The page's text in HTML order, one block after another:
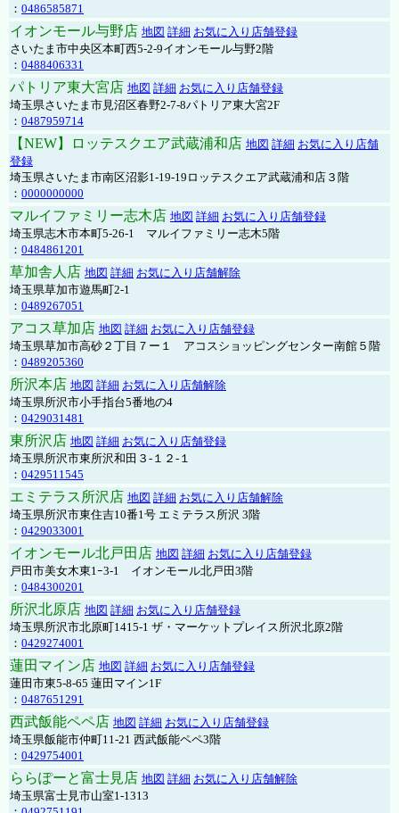
： 0486585871
イオンモール与野店 地図 詳細 お気に入り店舗登録
さいたま市中央区本町西5-2-9イオンモール与野2階
： 0488406331
パトリア東大宮店 地図 詳細 お気に入り店舗登録
埼玉県さいたま市見沼区春野2-7-8パトリア東大宮2F
： 0487959714
【NEW】ロッテスクエア武蔵浦和店 地図 詳細 お気に入り店舗
登録
埼玉県さいたま市南区沼影1-19-19ロッテスクエア武蔵浦和店３階
： 0000000000
マルイファミリー志木店 地図 詳細 お気に入り店舗登録
埼玉県志木市本町5-26-1 マルイファミリー志木5階
： 0484861201
草加舎人店 地図 詳細 お気に入り店舗解除
埼玉県草加市遊馬町2-1
： 0489267051
アコス草加店 地図 詳細 お気に入り店舗登録
埼玉県草加市高砂２丁目７ー１ アコスショッピングセンター南館５階
： 0489205360
所沢本店 地図 詳細 お気に入り店舗解除
埼玉県所沢市小手指台5番地の4
： 0429031481
東所沢店 地図 詳細 お気に入り店舗登録
埼玉県所沢市東所沢和田３-１２-１
： 0429511545
エミテラス所沢店 地図 詳細 お気に入り店舗解除
埼玉県所沢市東住吉10番1号 エミテラス所沢 3階
： 0429033001
イオンモール北戸田店 地図 詳細 お気に入り店舗登録
戸田市美女木東1ｰ3‐1 イオンモール北戸田3階
： 0484300201
所沢北原店 地図 詳細 お気に入り店舗登録
埼玉県所沢市北原町1415-1 ザ・マーケットプレイス所沢北原2階
： 0429274001
蓮田マイン店 地図 詳細 お気に入り店舗登録
蓮田市東5-8-65 蓮田マイン1F
： 0487651291
西武飯能ペペ店 地図 詳細 お気に入り店舗登録
埼玉県飯能市仲町11-21 西武飯能ペペ3階
： 0429754001
ららぽーと富士見店 地図 詳細 お気に入り店舗解除
埼玉県富士見市山室1-1313